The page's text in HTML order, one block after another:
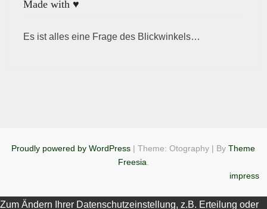
Made with ♥
Es ist alles eine Frage des Blickwinkels…
Proudly powered by WordPress |Theme: Otography | ByTheme
Freesia
impress
Zum Ändern Ihrer Datenschutzeinstellung, z.B. Erteilung oder